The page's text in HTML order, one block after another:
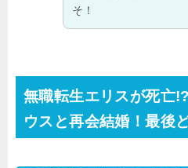
そ！
無職転生エリスが死亡
ウスと再会結婚！最後